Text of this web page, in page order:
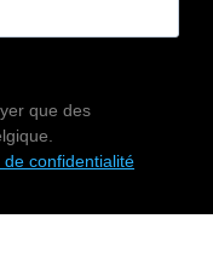
que des
confidentialité